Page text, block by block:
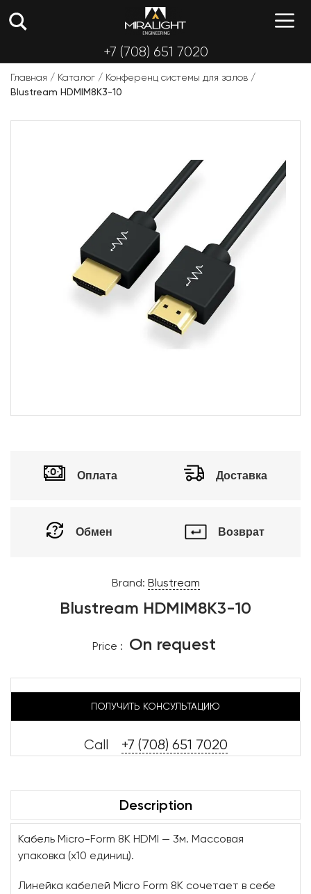
+7 (708) 651 7020
Главная / Каталог / Конференц системы для залов /
Blustream HDMIM8K3-10
Оплата Доставка
Обмен Возврат
Brand: Blustream
Blustream HDMIM8K3-10
Price : On request
ПОЛУЧИТЬ КОНСУЛЬТАЦИЮ
Call +7 (708) 651 7020
Description
Кабель Micro-Form 8K HDMI — 3м. Массовая
упаковка (x10 единиц).
Линейка кабелей Micro Form 8K сочетает в себе